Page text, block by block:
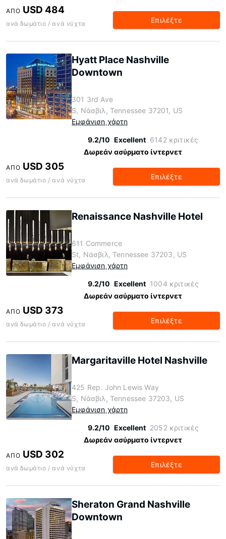
ΑΠΌ USD 484
ανά δωμάτιο / ανά νύχτα Επιλέξτε
Hyatt Place Nashville
Downtown
301 3rd Ave
S, Νάσβιλ, Tennessee 37201, US
Εμφάνιση χάρτη
9.2/10 Excellent 6142 κριτικές
Δωρεάν ασύρματο ίντερνετ
ΑΠΌ USD 305
ανά δωμάτιο / ανά νύχτα Επιλέξτε
Renaissance Nashville Hotel
611 Commerce
St, Νάσβιλ, Tennessee 37203, US
Εμφάνιση χάρτη
9.2/10 Excellent 1004 κριτικές
Δωρεάν ασύρματο ίντερνετ
ΑΠΌ USD 373
ανά δωμάτιο / ανά νύχτα Επιλέξτε
Margaritaville Hotel Nashville
425 Rep. John Lewis Way
S, Νάσβιλ, Tennessee 37203, US
Εμφάνιση χάρτη
9.2/10 Excellent 2052 κριτικές
Δωρεάν ασύρματο ίντερνετ
ΑΠΌ USD 302
ανά δωμάτιο / ανά νύχτα Επιλέξτε
Sheraton Grand Nashville
Downtown